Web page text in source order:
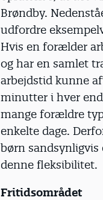
Brøndby.
udfordre
Hvis en forælder
og har en samlet
arbejdstid kunne
minutter i hver
mange forældre
enkelte dage.
børn
denne fleksibilitet.
Fritidsområdet